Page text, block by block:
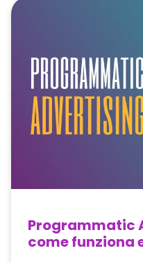
Programmatic
come funziona